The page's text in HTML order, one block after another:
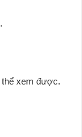
thể xem được.